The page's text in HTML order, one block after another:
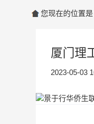
您现在的位置是
厦门理
2023-05-03